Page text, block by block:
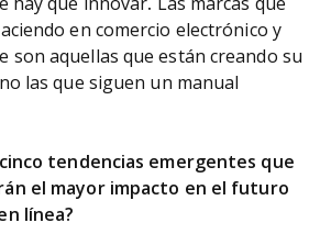
hay que innovar. Las marcas que
en comercio electrónico y
son aquellas que están creando su
las que siguen un manual
cinco tendencias emergentes que
el mayor impacto en el futuro
línea?